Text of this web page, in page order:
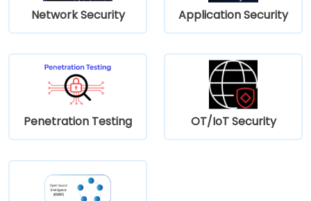
Network Security Application Security
Penetration Testing OT/IoT Security